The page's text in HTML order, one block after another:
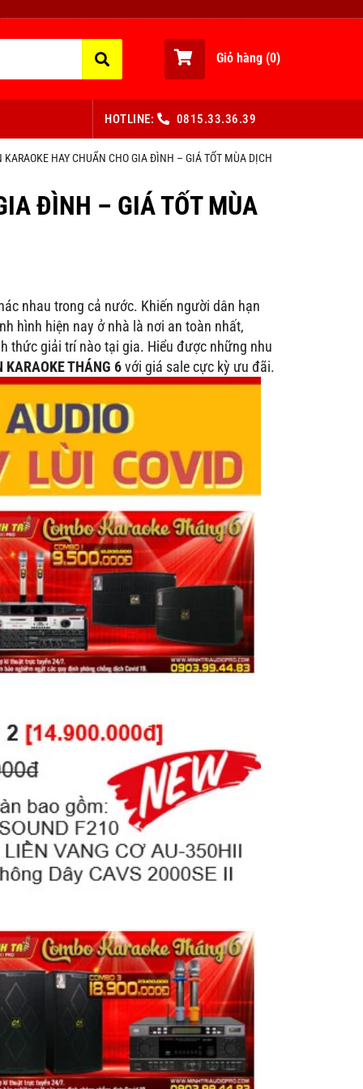
Giỏ hàng (0)
HOTLINE: 0815.33.36.39
KARAOKE HAY CHUẨN CHO GIA ĐÌNH – GIÁ TỐT MÙA DỊCH
ĐÌNH – GIÁ TỐT MÙA
nhau trong cả nước. Khiến người dân hạn
hình hiện nay ở nhà là nơi an toàn nhất,
thức giải trí nào tại gia. Hiểu được những nhu
KARAOKE THÁNG 6 với giá sale cực kỳ ưu đãi.